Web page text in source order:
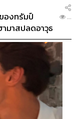
องทรัมป์
มาสปลดอาวุธ
...